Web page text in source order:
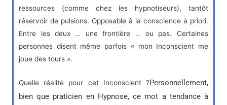
ressources (comme chez les hypnotiseurs), tantôt
réservoir de pulsions. Opposable à la conscience à priori.
Entre les deux … une frontière … ou pas. Certaines
personnes disent même parfois « mon Inconscient me
joue des tours ».
Quelle réalité pour cet Inconscient ?Personnellement,
bien que praticien en Hypnose, ce mot a tendance à